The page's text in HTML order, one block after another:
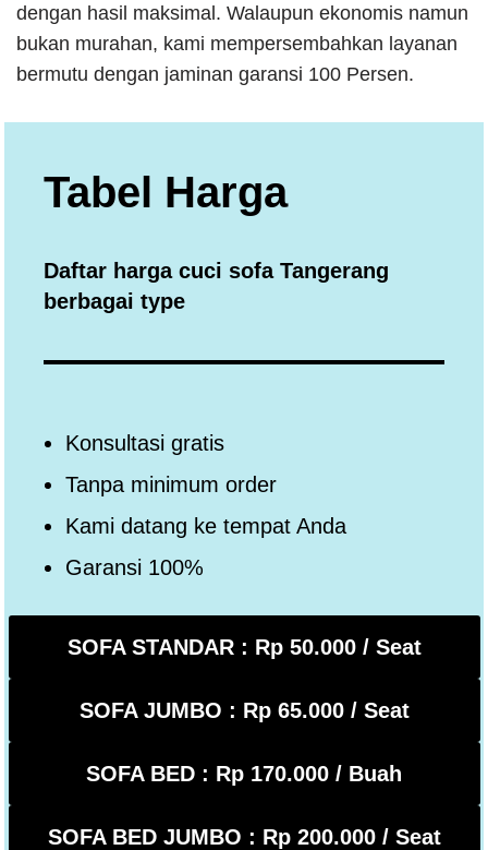
dengan hasil maksimal. Walaupun ekonomis namun
bukan murahan, kami mempersembahkan layanan
bermutu dengan jaminan garansi 100 Persen.
Tabel Harga
Daftar harga cuci sofa Tangerang
berbagai type
Konsultasi gratis
Tanpa minimum order
Kami datang ke tempat Anda
Garansi 100%
SOFA STANDAR : Rp 50.000 / Seat
SOFA JUMBO : Rp 65.000 / Seat
SOFA BED : Rp 170.000 / Buah
SOFA BED JUMBO : Rp 200.000 / Seat